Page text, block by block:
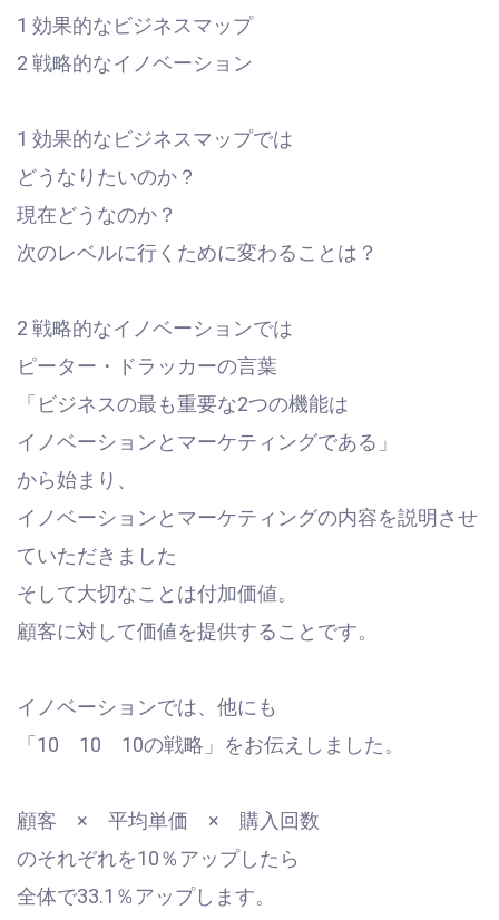
1 効果的なビジネスマップ
2 戦略的なイノベーション
1 効果的なビジネスマップでは
どうなりたいのか？
現在どうなのか？
次のレベルに行くために変わることは？
2 戦略的なイノベーションでは
ピーター・ドラッカーの言葉
「ビジネスの最も重要な2つの機能は
イノベーションとマーケティングである」
から始まり、
イノベーションとマーケティングの内容を説明させ
ていただきました
そして大切なことは付加価値。
顧客に対して価値を提供することです。
イノベーションでは、他にも
「10 10 10の戦略」をお伝えしました。
顧客 × 平均単価 × 購入回数
のそれぞれを10％アップしたら
全体で33.1％アップします。